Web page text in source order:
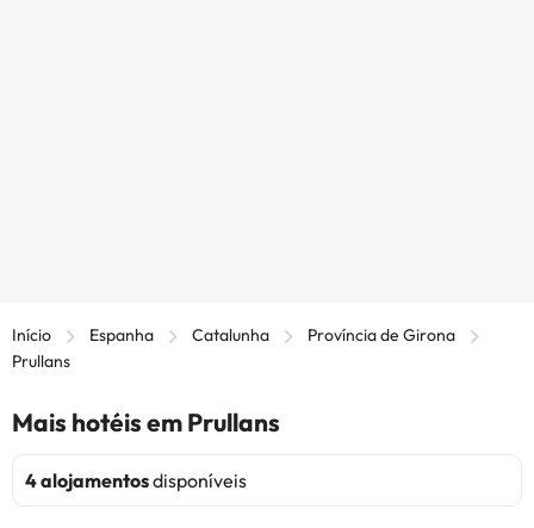
Início Espanha Catalunha
Província de Girona
Prullans
Mais hotéis em Prullans
4 alojamentosdisponíveis